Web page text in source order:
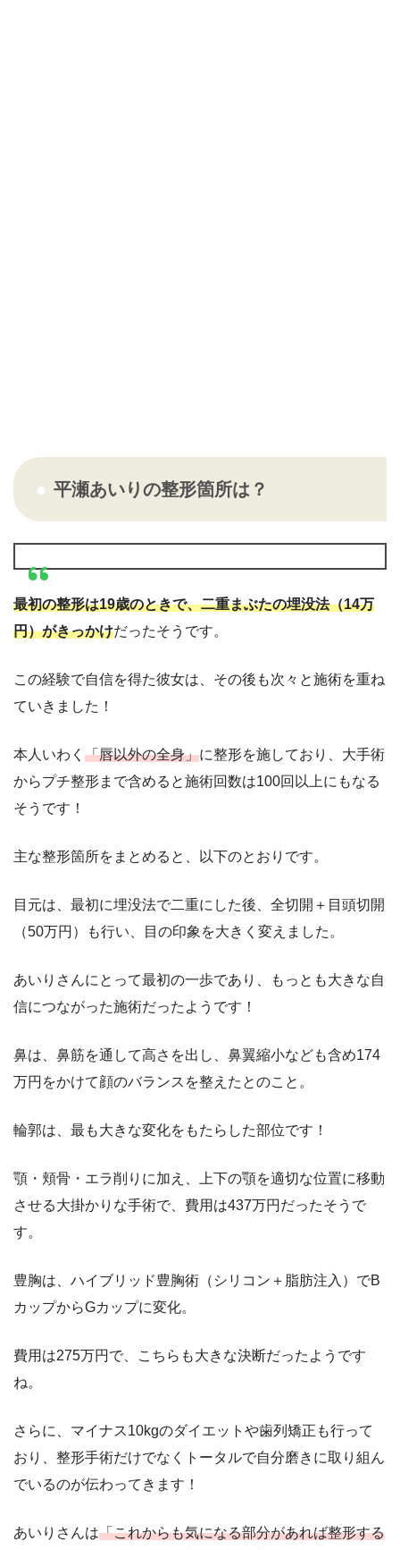
平瀬あいりの整形箇所は？
最初の整形は19歳のときで、二重まぶたの埋没法（14万
円）がきっかけだったそうです。
この経験で自信を得た彼女は、その後も次々と施術を重ね
ていきました！
本人いわく 「唇以外の全身」に整形を施しており、大手術
からプチ整形まで含めると施術回数は100回以上にもなる
そうです！
主な整形箇所をまとめると、以下のとおりです。
目元は、最初に埋没法で二重にした後、全切開＋目頭切開
（50万円）も行い、目の印象を大きく変えました。
あいりさんにとって最初の一歩であり、もっとも大きな自
信につながった施術だったようです！
鼻は、鼻筋を通して高さを出し、鼻翼縮小なども含め174
万円をかけて顔のバランスを整えたとのこと。
輪郭は、最も大きな変化をもたらした部位です！
顎・頬骨・エラ削りに加え、上下の顎を適切な位置に移動
させる大掛かりな手術で、費用は437万円だったそうで
す。
豊胸は、ハイブリッド豊胸術（シリコン＋脂肪注入）でB
カップからGカップに変化。
費用は275万円で、こちらも大きな決断だったようです
ね。
さらに、マイナス10kgのダイエットや歯列矯正も行って
おり、整形手術だけでなくトータルで自分磨きに取り組ん
でいるのが伝わってきます！
あいりさんは「これからも気になる部分があれば整形する